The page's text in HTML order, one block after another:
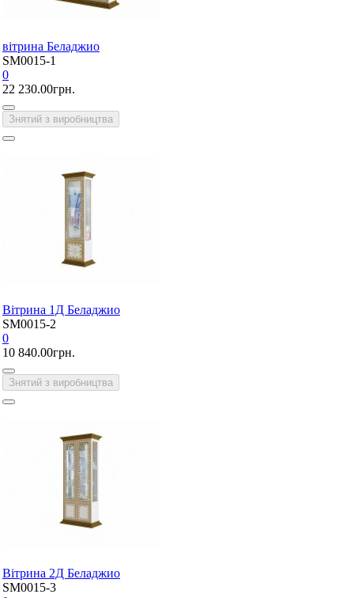
вітрина Беладжио
SM0015-1
0
22 230.00грн.
Знятий з виробництва
Вітрина 1Д Беладжио
SM0015-2
0
10 840.00грн.
Знятий з виробництва
Вітрина 2Д Беладжио
SM0015-3